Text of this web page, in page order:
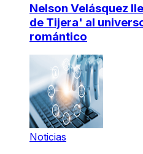
Nelson Velásquez
de Tijera' al
romántico
Noticias